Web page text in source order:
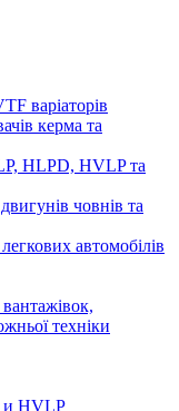
варіаторів
керма та
HLPD, HVLP та
човнів та
автомобілів
техніки
и HVLP